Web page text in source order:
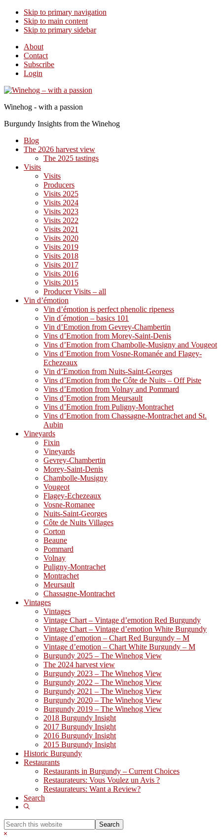
Skip to primary navigation
Skip to main content
Skip to primary sidebar
About
Contact
Subscribe
Login
Winehog - with a passion
Burgundy Insights from the Winehog
Blog
The 2026 harvest view
The 2025 tastings
Visits
Visits
Producers
Visits 2025
Visits 2024
Visits 2023
Visits 2022
Visits 2021
Visits 2020
Visits 2019
Visits 2018
Visits 2017
Visits 2016
Visits 2015
Producer Visits – all
Vin d’émotion
Vin d’émotion is perfect phenolic ripeness
Vin d´émotion – basics 101
Vin d’Emotion from Gevrey-Chambertin
Vins d’Emotion from Morey-Saint-Denis
Vins d’Emotion from Chambolle-Musigny and Vougeot
Vins d’Emotion from Vosne-Romanée and Flagey-
Echezeaux
Vin d’Emotion from Nuits-Saint-Georges
Vins d’Emotion from the Côte de Nuits – Off Piste
Vins d’Emotion from Volnay and Pommard
Vins d’Emotion from Meursault
Vins d’Emotion from Puligny-Montrachet
Vins d’Emotion from Chassagne-Montrachet and St.
Aubin
Vineyards
Fixin
Vineyards
Gevrey-Chambertin
Morey-Saint-Denis
Chambolle-Musigny
Vougeot
Flagey-Echezeaux
Vosne-Romanee
Nuits-Saint-Georges
Côte de Nuits Villages
Corton
Beaune
Pommard
Volnay
Puligny-Montrachet
Montrachet
Meursault
Chassagne-Montrachet
Vintages
Vintages
Vintage Chart – Vintage d’emotion Red Burgundy
Vintage Chart – Vintage d’emotion White Burgundy
Vintage d’emotion – Chart Red Burgundy – M
Vintage d’emotion – Chart White Burgundy – M
Burgundy 2025 – The Winehog View
The 2024 harvest view
Burgundy 2023 – The Winehog View
Burgundy 2022 – The Winehog View
Burgundy 2021 – The Winehog View
Burgundy 2020 – The Winehog View
Burgundy 2019 – The Winehog View
2018 Burgundy Insight
2017 Burgundy Insight
2016 Burgundy Insight
2015 Burgundy Insight
Historic Burgundy
Restaurants
Restaurants in Burgundy – Current Choices
Restaurateurs: Vous Voulez un Avis ?
Restaurateurs: Want a Review?
Search
Show
Search
this
Hide